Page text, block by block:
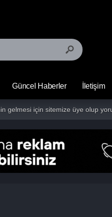
Güncel Haberler İletişim
gelmesi için sitemize üye olup